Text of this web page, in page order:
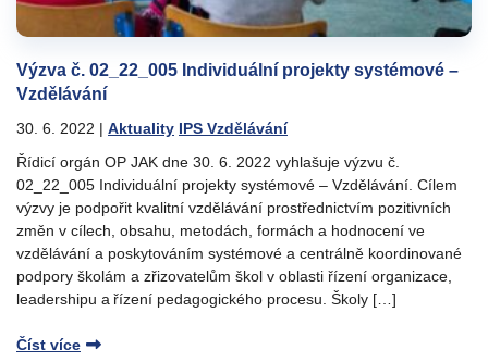
Výzva č. 02_22_005 Individuální projekty systémové –
Vzdělávání
30. 6. 2022 | Aktuality IPS Vzdělávání
Řídicí orgán OP JAK dne 30. 6. 2022 vyhlašuje výzvu č.
02_22_005 Individuální projekty systémové – Vzdělávání. Cílem
výzvy je podpořit kvalitní vzdělávání prostřednictvím pozitivních
změn v cílech, obsahu, metodách, formách a hodnocení ve
vzdělávání a poskytováním systémové a centrálně koordinované
podpory školám a zřizovatelům škol v oblasti řízení organizace,
leadershipu a řízení pedagogického procesu. Školy […]
Číst více